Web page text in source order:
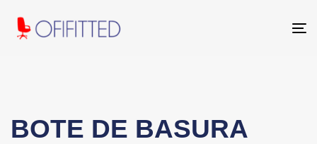
BOTE DE BASURA